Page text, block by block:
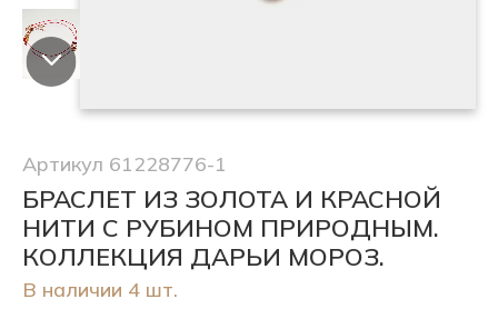
Артикул 61228776-1
БРАСЛЕТ ИЗ ЗОЛОТА И КРАСНОЙ
НИТИ С РУБИНОМ ПРИРОДНЫМ.
КОЛЛЕКЦИЯ ДАРЬИ МОРОЗ.
В наличии 4 шт.